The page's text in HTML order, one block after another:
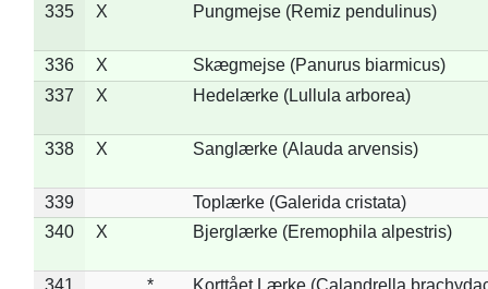
335 X Pungmejse (Remiz pendulinus)
336 X
Skægmejse (Panurus biarmicus)
337
X Hedelærke (Lullula arborea)
338 X Sanglærke (Alauda arvensis)
339
Toplærke (Galerida cristata)
340
X Bjerglærke (Eremophila alpestris)
341 *
Korttået Lærke (Calandrella